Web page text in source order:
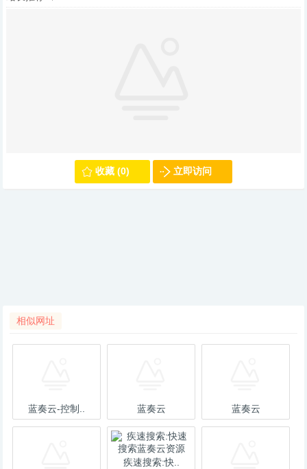
收藏 (0) 立即访问
相似网址
蓝奏云-控制.. 蓝奏云 蓝奏云
疾速搜索:快..